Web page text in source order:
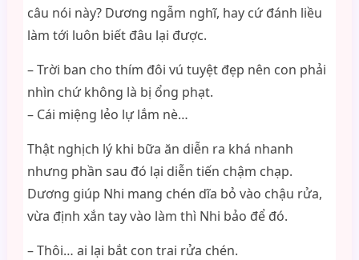
câu nói này? Dương ngẫm nghĩ, hay cứ đánh liều
làm tới luôn biết đâu lại được.
– Trời ban cho thím đôi vú tuyệt đẹp nên con phải
nhìn chứ không là bị ổng phạt.
– Cái miệng lẻo lự lắm nè…
Thật nghịch lý khi bữa ăn diễn ra khá nhanh
nhưng phần sau đó lại diễn tiến chậm chạp.
Dương giúp Nhi mang chén dĩa bỏ vào chậu rửa,
vừa định xắn tay vào làm thì Nhi bảo để đó.
– Thôi… ai lại bắt con trai rửa chén.